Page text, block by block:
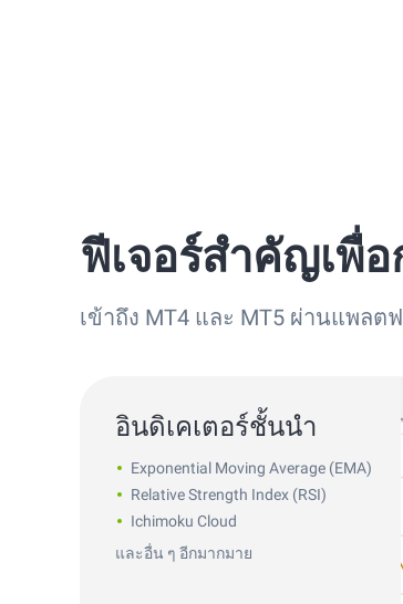
ฟีเจอร์สำคัญเพื่อ
เข้าถึง MT4 และ MT5 ผ่านแพลต
อินดิเคเตอร์ชั้นนำ
Exponential Moving Average (EMA)
Relative Strength Index (RSI)
Ichimoku Cloud
และอื่น ๆ อีกมากมาย